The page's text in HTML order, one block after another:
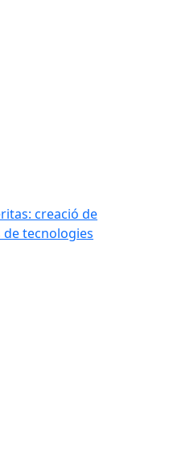
creació de manga i còmic